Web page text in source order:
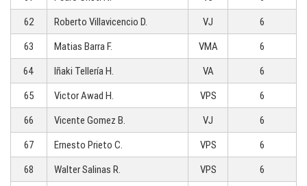
62
Roberto Villavicencio D. VJ
6
63
Matias Barra F. VMA
6
64
Iñaki Tellería H. VA
6
65
Victor Awad H. VPS
6
66
Vicente Gomez B. VJ
6
67
Ernesto Prieto C. VPS
6
68
Walter Salinas R. VPS
6